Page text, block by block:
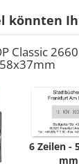
könnten
Classic
58x37mm
6 Zeilen
mm